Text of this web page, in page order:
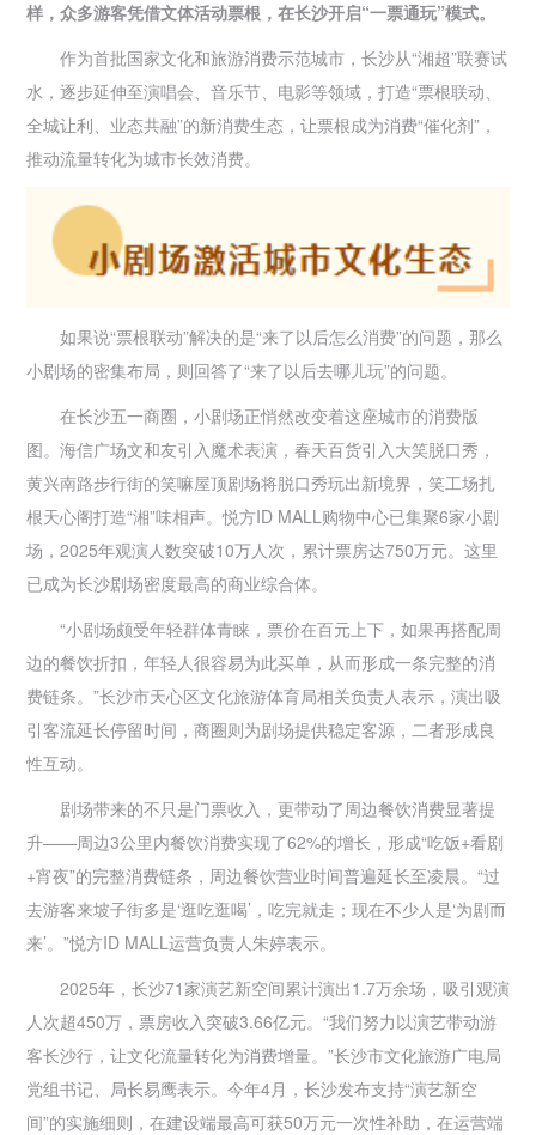
样，众多游客凭借文体活动票根，在长沙开启“一票通玩”模式。
作为首批国家文化和旅游消费示范城市，长沙从“湘超”联赛试
水，逐步延伸至演唱会、音乐节、电影等领域，打造“票根联动、
全城让利、业态共融”的新消费生态，让票根成为消费“催化剂”，
推动流量转化为城市长效消费。
如果说“票根联动”解决的是“来了以后怎么消费”的问题，那么
小剧场的密集布局，则回答了“来了以后去哪儿玩”的问题。
在长沙五一商圈，小剧场正悄然改变着这座城市的消费版
图。海信广场文和友引入魔术表演，春天百货引入大笑脱口秀，
黄兴南路步行街的笑嘛屋顶剧场将脱口秀玩出新境界，笑工场扎
根天心阁打造“湘”味相声。悦方ID MALL购物中心已集聚6家小剧
场，2025年观演人数突破10万人次，累计票房达750万元。这里
已成为长沙剧场密度最高的商业综合体。
“小剧场颇受年轻群体青睐，票价在百元上下，如果再搭配周
边的餐饮折扣，年轻人很容易为此买单，从而形成一条完整的消
费链条。”长沙市天心区文化旅游体育局相关负责人表示，演出吸
引客流延长停留时间，商圈则为剧场提供稳定客源，二者形成良
性互动。
剧场带来的不只是门票收入，更带动了周边餐饮消费显著提
升——周边3公里内餐饮消费实现了62%的增长，形成“吃饭+看剧
+宵夜”的完整消费链条，周边餐饮营业时间普遍延长至凌晨。“过
去游客来坡子街多是‘逛吃逛喝’，吃完就走；现在不少人是‘为剧而
来’。”悦方ID MALL运营负责人朱婷表示。
2025年，长沙71家演艺新空间累计演出1.7万余场，吸引观演
人次超450万，票房收入突破3.66亿元。“我们努力以演艺带动游
客长沙行，让文化流量转化为消费增量。”长沙市文化旅游广电局
党组书记、局长易鹰表示。今年4月，长沙发布支持“演艺新空
间”的实施细则，在建设端最高可获50万元一次性补助，在运营端